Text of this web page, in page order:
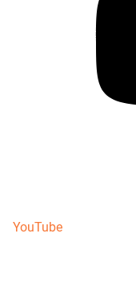
YouTube